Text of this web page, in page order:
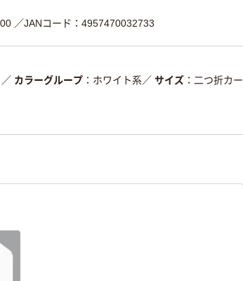
／JANコード：4957470032733
／ カラーグループ ホワイト系／ サイズ
二つ折カー